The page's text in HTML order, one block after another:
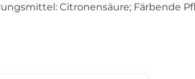
Citronensäure; Färbende